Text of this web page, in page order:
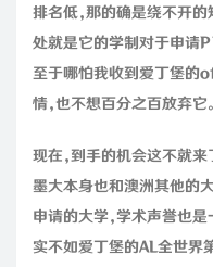
排名低，那的确是绕不开的
处就是它的学制对于申请
至于哪怕我收到爱丁堡的
情，也不想百分之百放弃它。
现在，到手的机会这不就
墨大本身也和澳洲其他的
申请的大学，学术声誉也是
实不如爱丁堡的AL全世界